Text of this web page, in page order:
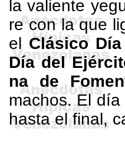
la valiente
re con la que
elClásico
Día del
na de
machos. El
hasta el final,